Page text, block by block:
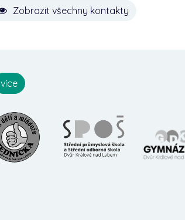
Zobrazit všechny kontakty
více